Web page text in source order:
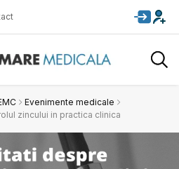
Evenimente medicale
zincului in practica clinica